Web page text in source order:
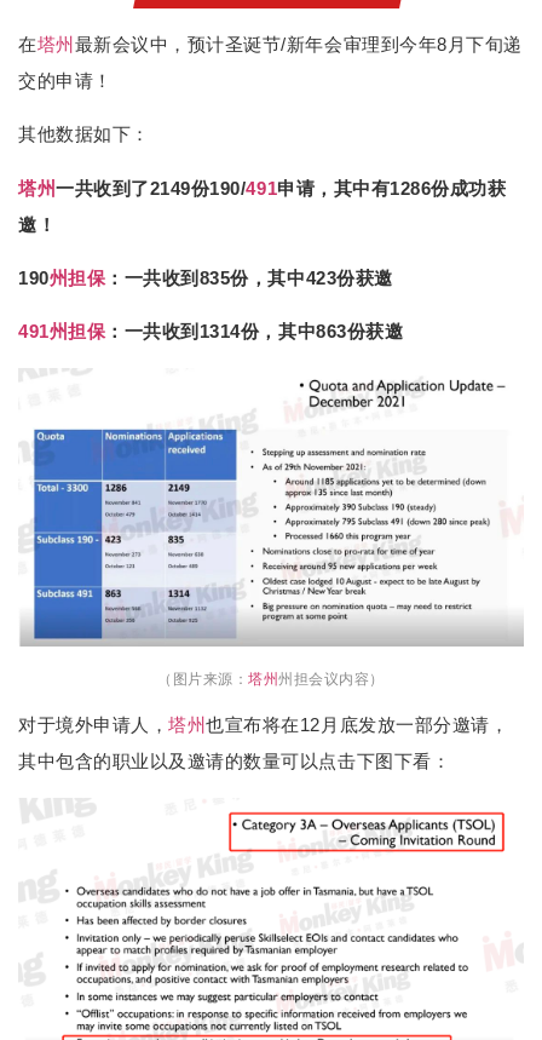
在塔州 最新会议中，预计圣诞节/新年会审理到今年8月下旬递
交的申请！
其他数据如下：
塔州一共收到了2149份190/491申请，其中有1286份成功获
邀！
190州担保 ：一共收到835份，其中423份获邀
491州担保：一共收到1314份，其中863份获邀
（图片来源：塔州州担会议内容 ）
对于境外申请人，塔州也宣布将在12月底发放一部分邀请，
其中包含的职业以及邀请的数量可以点击下图下看：